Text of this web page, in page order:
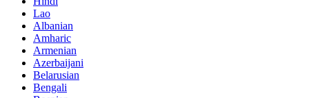
Lao
Albanian
Amharic
Armenian
Azerbaijani
Belarusian
Bengali